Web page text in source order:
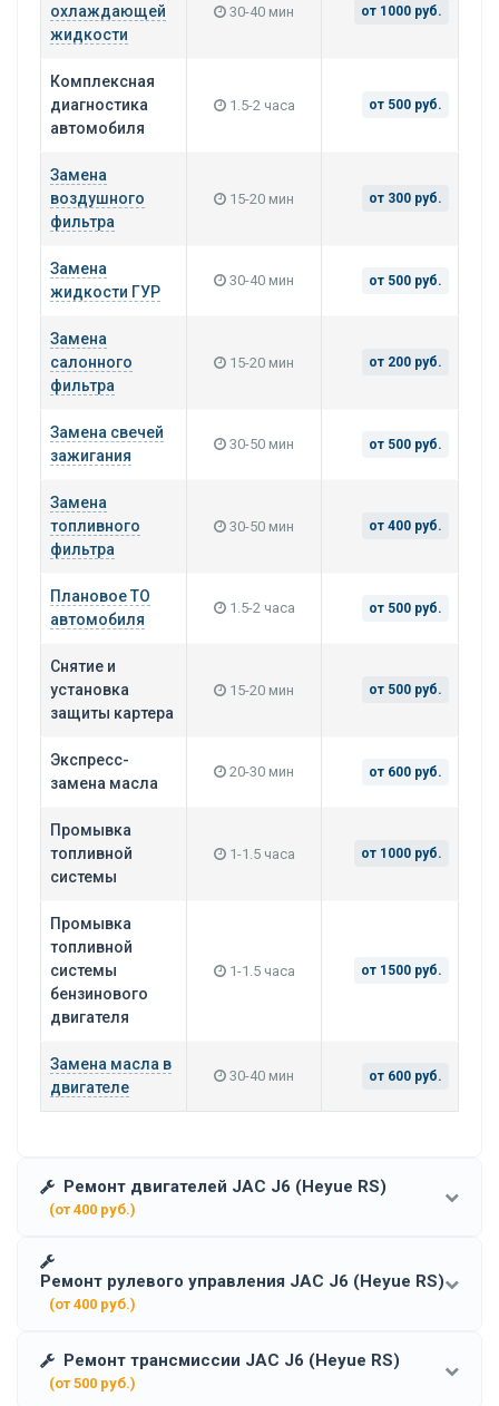
охлаждающей
жидкости
30-40 мин от 1000 руб.
Комплексная
диагностика
автомобиля
1.5-2 часа от 500 руб.
Замена
воздушного
фильтра
15-20 мин от 300 руб.
Замена
жидкости ГУР
30-40 мин от 500 руб.
Замена
салонного
фильтра
15-20 мин от 200 руб.
Замена свечей
зажигания
30-50 мин от 500 руб.
Замена
топливного
фильтра
30-50 мин от 400 руб.
Плановое ТО
автомобиля
1.5-2 часа от 500 руб.
Снятие и
установка
защиты картера
15-20 мин от 500 руб.
Экспресс-
замена масла
20-30 мин от 600 руб.
Промывка
топливной
системы
1-1.5 часа от 1000 руб.
Промывка
топливной
системы
бензинового
двигателя
1-1.5 часа от 1500 руб.
Замена масла в
двигателе
30-40 мин от 600 руб.
Ремонт двигателей JAC J6 (Heyue RS)
(от 400 руб.)
Ремонт рулевого управления JAC J6 (Heyue RS)
(от 400 руб.)
Ремонт трансмиссии JAC J6 (Heyue RS)
(от 500 руб.)